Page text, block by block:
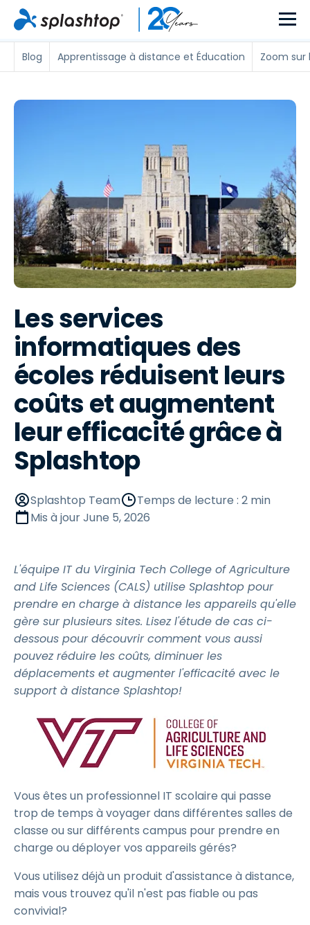
Blog Apprentissage à distance et Éducation Zoom sur
Les services
informatiques des
écoles réduisent leurs
coûts et augmentent
leur efficacité grâce à
Splashtop
Splashtop Team
Temps de lecture : 2 min
Mis à jourJune 5, 2026
L'équipe IT du Virginia Tech College of Agriculture
and Life Sciences (CALS) utilise Splashtop pour
prendre en charge à distance les appareils qu'elle
gère sur plusieurs sites. Lisez l'étude de cas ci-
dessous pour découvrir comment vous aussi
pouvez réduire les coûts, diminuer les
déplacements et augmenter l'efficacité avec le
support à distance Splashtop!
Vous êtes un professionnel IT scolaire qui passe
trop de temps à voyager dans différentes salles de
classe ou sur différents campus pour prendre en
charge ou déployer vos appareils gérés?
Vous utilisez déjà un produit d'assistance à distance,
mais vous trouvez qu'il n'est pas fiable ou pas
convivial?